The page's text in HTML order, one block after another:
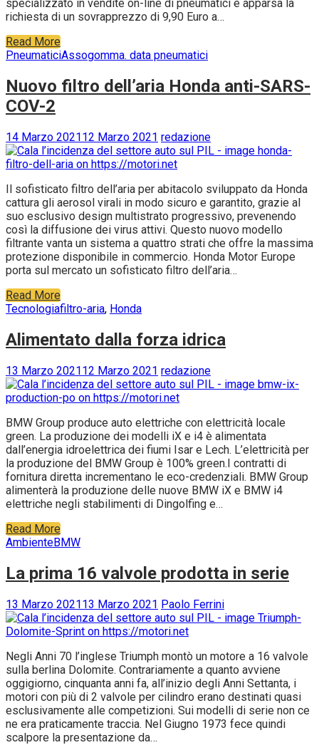
specializzato in vendite on-line di pneumatici è apparsa la
richiesta di un sovrapprezzo di 9,90 Euro a…
Read More
PneumaticiAssogomma. data pneumatici
Nuovo filtro dell’aria Honda anti-SARS-
COV-2
14 Marzo 202112 Marzo 2021 redazione
Il sofisticato filtro dell’aria per abitacolo sviluppato da Honda
cattura gli aerosol virali in modo sicuro e garantito, grazie al
suo esclusivo design multistrato progressivo, prevenendo
così la diffusione dei virus attivi. Questo nuovo modello
filtrante vanta un sistema a quattro strati che offre la massima
protezione disponibile in commercio. Honda Motor Europe
porta sul mercato un sofisticato filtro dell’aria…
Read More
Tecnologiafiltro-aria, Honda
Alimentato dalla forza idrica
13 Marzo 202112 Marzo 2021 redazione
BMW Group produce auto elettriche con elettricità locale
green. La produzione dei modelli iX e i4 è alimentata
dall’energia idroelettrica dei fiumi Isar e Lech. L’elettricità per
la produzione del BMW Group è 100% green.I contratti di
fornitura diretta incrementano le eco-credenziali. BMW Group
alimenterà la produzione delle nuove BMW iX e BMW i4
elettriche negli stabilimenti di Dingolfing e…
Read More
AmbienteBMW
La prima 16 valvole prodotta in serie
13 Marzo 202113 Marzo 2021 Paolo Ferrini
Negli Anni 70 l’inglese Triumph montò un motore a 16 valvole
sulla berlina Dolomite. Contrariamente a quanto avviene
oggigiorno, cinquanta anni fa, all’inizio degli Anni Settanta, i
motori con più di 2 valvole per cilindro erano destinati quasi
esclusivamente alle competizioni. Sui modelli di serie non ce
ne era praticamente traccia. Nel Giugno 1973 fece quindi
scalpore la presentazione da…